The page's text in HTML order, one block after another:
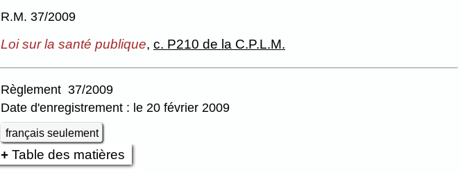
R.M. 37/2009
Loi sur la santé publique, c. P210 de la C.P.L.M.
Règlement 37/2009
Date d'enregistrement : le 20 février 2009
français seulement
Table des matières